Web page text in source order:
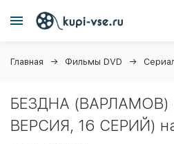
Главная Фильмы DVD
БЕЗДНА
ВЕРСИЯ, 16 СЕРИЙ)